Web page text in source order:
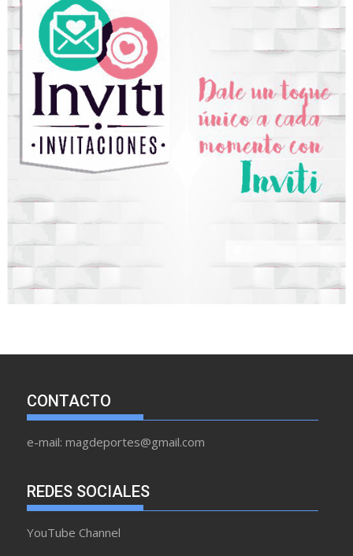
CONTACTO
e-mail: magdeportes@gmail.com
REDES SOCIALES
YouTube Channel